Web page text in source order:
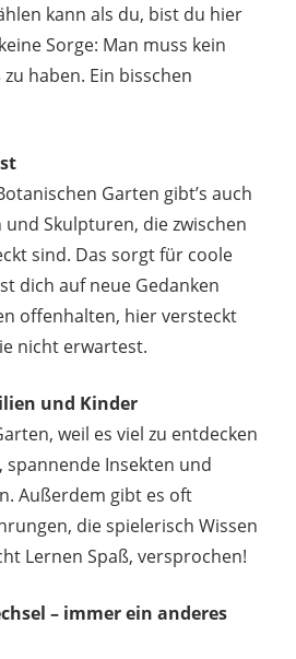
kann als du, bist du hier
Sorge: Man muss kein
haben. Ein bisschen
Garten gibt’s auch
Skulpturen, die zwischen
sind. Das sorgt für coole
dich auf neue Gedanken
offenhalten, hier versteckt
nicht erwartest.
und Kinder
weil es viel zu entdecken
Insekten und
Außerdem gibt es oft
die spielerisch Wissen
Lernen Spaß, versprochen!
– immer ein anderes